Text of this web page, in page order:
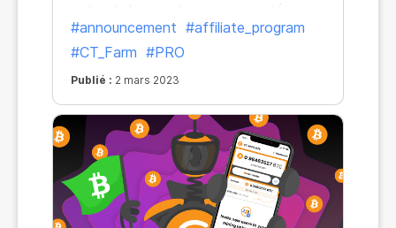
entrent dans notre communauté
crypto et souhaitons que vous
deveniez leur guide. En échange,
comme d'habitude, vous obtenez un
bonus égal à 15 % des revenus de vos
filleuls!
#announcement #affiliate_program
#CT_Farm #PRO
Publié : 2 mars 2023